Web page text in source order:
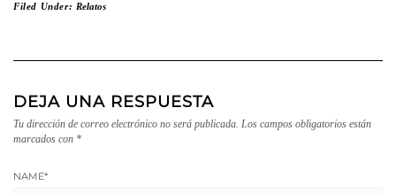
Filed Under: Relatos
DEJA UNA RESPUESTA
Tu dirección de correo electrónico no será publicada. Los campos obligatorios están
marcados con *
NAME*